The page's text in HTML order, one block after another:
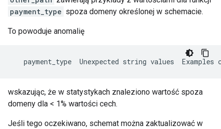
payment_type spoza domeny określonej w schemacie.
To powoduje anomalię
payment_type Unexpected string values Examples
wskazując, że w statystykach znaleziono wartość spoza
domeny dla < 1% wartości cech.
Jeśli tego oczekiwano, schemat można zaktualizować w